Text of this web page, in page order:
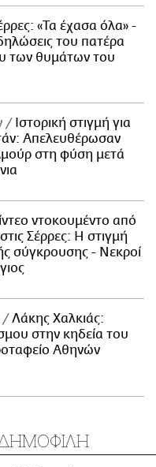
«Τα έχασα όλα» -
του πατέρα
των θυμάτων του
Ιστορική στιγμή για
Απελευθέρωσαν
στη φύση μετά
ντοκουμέντο από
Σέρρες: Η στιγμή
σύγκρουσης - Νεκροί
Λάκης Χαλκιάς:
στην κηδεία του
Αθηνών